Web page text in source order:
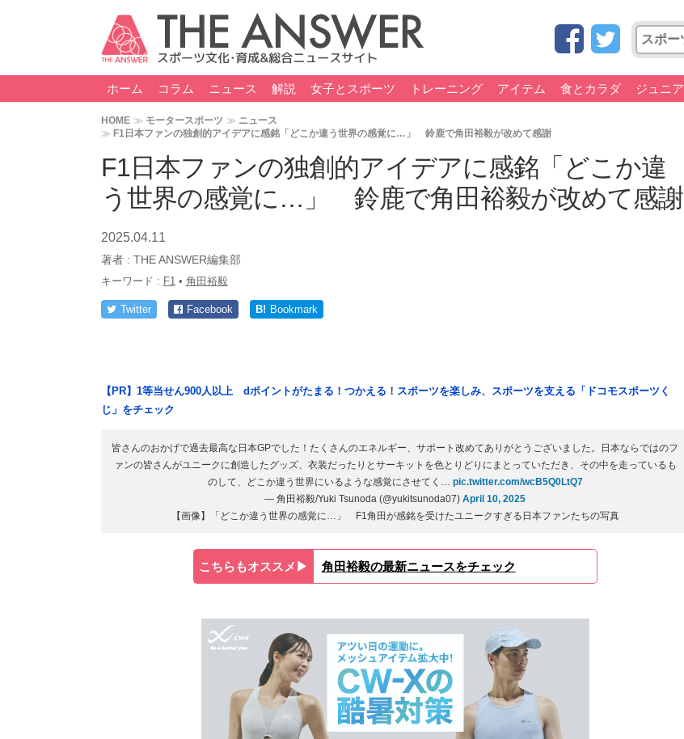
ホーム コラム ニュース 解説 女子とスポーツ トレーニング アイテム 食とカラダ ジュニア
HOME モータースポーツ
ニュース
F1日本ファンの独創的アイデアに感銘「どこか違う世界の感覚に…」 鈴鹿で角田裕毅が改めて感謝
F1日本ファンの独創的アイデアに感銘「どこか違
う世界の感覚に…」 鈴鹿で角田裕毅が改めて感謝
2025.04.11
著者 : THE ANSWER編集部
キーワード : F1• 角田裕毅
Twitter Facebook B! Bookmark
【PR】1等当せん900人以上 dポイントがたまる！つかえる！スポーツを楽しみ、スポーツを支える「ドコモスポーツく
じ」をチェック
皆さんのおかげで過去最高な日本GPでした！たくさんのエネルギー、サポート改めてありがとうございました。日本ならではのフ
ァンの皆さんがユニークに創造したグッズ、衣装だったりとサーキットを色とりどりにまとっていただき、その中を走っているも
のして、どこか違う世界にいるような感覚にさせてく… pic.twitter.com/wcB5Q0LtQ7
— 角田裕毅/Yuki Tsunoda (@yukitsunoda07) April 10, 2025
【画像】「どこか違う世界の感覚に…」 F1角田が感銘を受けたユニークすぎる日本ファンたちの写真
こちらもオススメ▶︎ 角田裕毅の最新ニュースをチェック